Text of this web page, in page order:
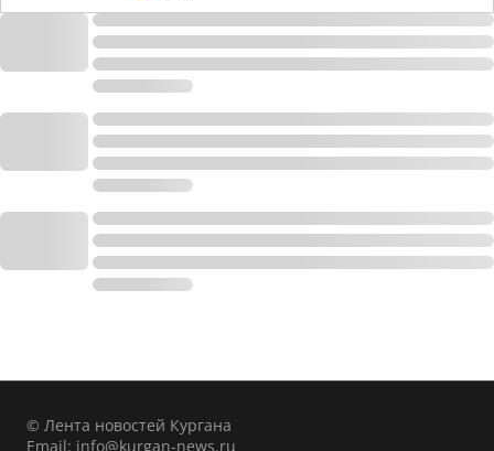
© Лента новостей Кургана
Email: info@kurgan-news.ru